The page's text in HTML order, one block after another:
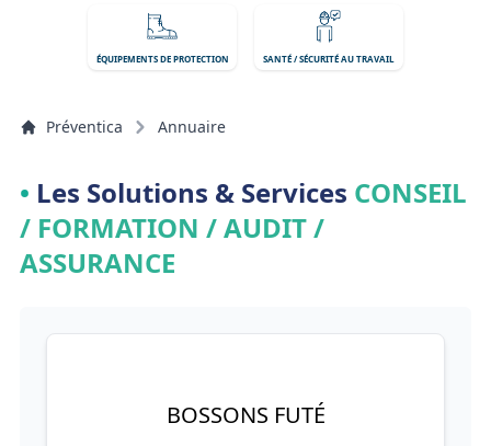
ÉQUIPEMENTS DE PROTECTION SANTÉ / SÉCURITÉ AU TRAVAIL
Préventica Annuaire
• Les Solutions & Services CONSEIL
/ FORMATION / AUDIT /
ASSURANCE
BOSSONS FUTÉ